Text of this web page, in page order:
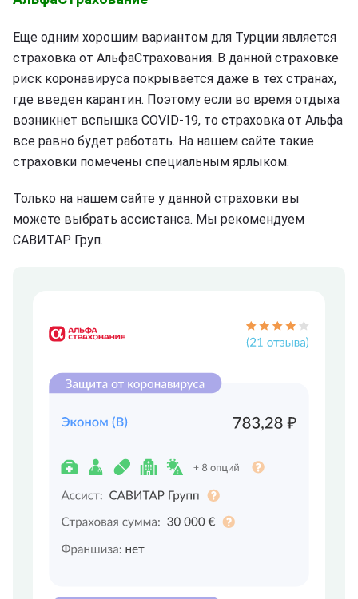
Еще одним хорошим вариантом для Турции является
страховка от АльфаСтрахования. В данной страховке
риск коронавируса покрывается даже в тех странах,
где введен карантин. Поэтому если во время отдыха
возникнет вспышка COVID-19, то страховка от Альфа
все равно будет работать. На нашем сайте такие
страховки помечены специальным ярлыком.
Только на нашем сайте у данной страховки вы
можете выбрать ассистанса. Мы рекомендуем
САВИТАР Груп.